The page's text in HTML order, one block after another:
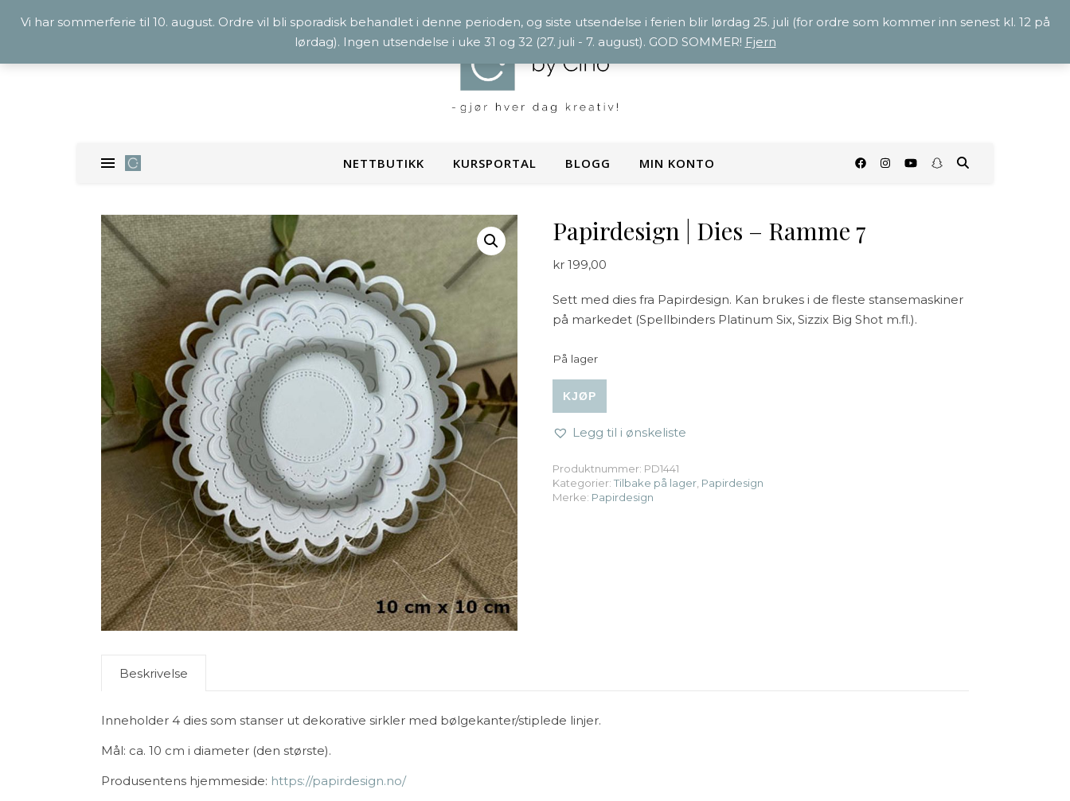
NETTBUTIKK KURSPORTAL BLOGG MIN KONTO
Papirdesign | Dies – Ramme 7
kr199,00
Sett med dies fra Papirdesign. Kan brukes i de fleste stansemaskiner
på markedet (Spellbinders Platinum Six, Sizzix Big Shot m.fl.).
På lager
KJØP
Legg til i ønskeliste
Produktnummer: PD1441
Kategorier: Tilbake på lager, Papirdesign
Merke: Papirdesign
Beskrivelse
Inneholder 4 dies som stanser ut dekorative sirkler med bølgekanter/stiplede linjer.
Mål: ca. 10 cm i diameter (den største).
Produsentens hjemmeside: https://papirdesign.no/
Vi har sommerferie til 10. august. Ordre vil bli sporadisk behandlet i denne perioden, og siste utsendelse i ferien blir lørdag 25. juli (for ordre som kommer inn senest kl. 12 på
lørdag). Ingen utsendelse i uke 31 og 32 (27. juli - 7. august). GOD SOMMER! Fjern